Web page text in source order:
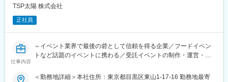
変更の範囲：会社の定める業務
企業の製品プロモーションや、コミュニケーション活動における
展示空間など、多岐にわたります。
・大型展示ブース、プライベート展
・ステークホルダー会合や大会 等
※広告エージェンシーや総合イベントプロダクションを通じたイ
ベント業務で展示施工領域を中心とした案件もございます。
◎基本的には土日祝休みですが、繁忙期などは休日出勤が発生す
TSP太陽 株式会社
正社員
仕事内容
～イベント業界で最後の砦として信頼を得る企業／フードイベン
トなど話題のイベントに携わる／受託イベントの制作・運営・新
／福利厚生充実～
＜勤務地詳細＞本社住所：東京都目黒区東山1-17-16 勤務地最寄